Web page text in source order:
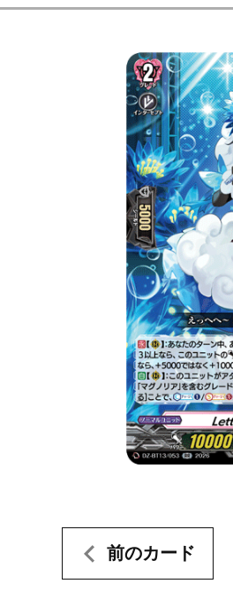
前のカード